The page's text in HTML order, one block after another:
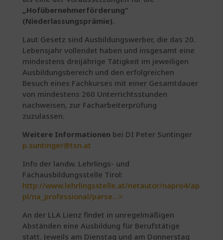
„Hofübernehmerförderung“
(Niederlassungsprämie).
Laut Gesetz sind Ausbildungswerber, die das 20.
Lebensjahr vollendet haben und insgesamt eine
mindestens dreijährige Tätigkeit im jeweiligen
Ausbildungsbereich und den erfolgreichen
Besuch eines Fachkurses mit einer Gesamtdauer
von mindestens 260 Unterrichtsstunden
nachweisen, zur Facharbeiterprüfung
zuzulassen.
Weitere Informationen bei DI Peter Suntinger
p.suntinger@tsn.at
Info der landw. Lehrlings- und
Fachausbildungsstelle Tirol:
http://www.lehrlingsstelle.at/netautor/napro4/ap
pl/na_professional/parse…>
An der LLA Lienz findet in unregelmäßigen
Abständen eine Ausbildung für Berufstätige
statt. Jeweils am Dienstag und am Donnerstag